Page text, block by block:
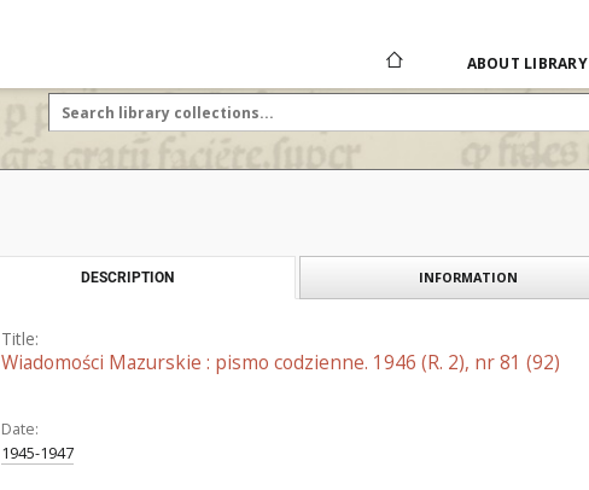
ABOUT LIBRARY
DESCRIPTION INFORMATION
Title:
Wiadomości Mazurskie : pismo codzienne. 1946 (R. 2), nr 81 (92)
Date:
1945-1947